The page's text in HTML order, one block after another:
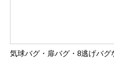
気球バグ・扉バグ・8逃げバグ